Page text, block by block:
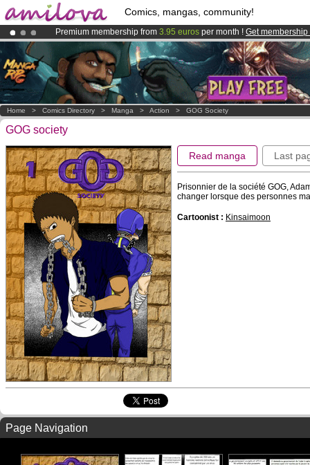
Comics, mangas, community!
Premium membership from 3.95 euros per month ! Get membership
AmilovaKickstarter is now LIVE!.
Already 134393 membersand 1208 comics & mangas!.
Home > Comics Directory > Manga > Action > GOG Society
GOG society
Read manga Last
Prisonnier de la société GOG,
changer lorsque des personnes
Cartoonist : Kinsaimoon
Page Navigation